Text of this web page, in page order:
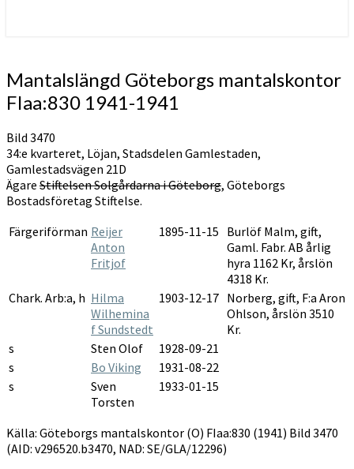
Mantalslängd
Göteborgs
mantalskontor
1941-
1941
Mantalslängd Göteborgs mantalskontor
FIaa:830 1941-1941
Bild 3470
34:e kvarteret, Löjan, Stadsdelen Gamlestaden,
Gamlestadsvägen 21D
Ägare Stiftelsen Solgårdarna i Göteborg, Göteborgs
Bostadsföretag Stiftelse.
Färgeriförman Reijer
Anton
Fritjof
1895-11-15 Burlöf Malm, gift,
Gaml. Fabr. AB årlig
hyra 1162 Kr, årslön
4318 Kr.
Chark. Arb:a, h Hilma
Wilhemina
f Sundstedt
1903-12-17 Norberg, gift, F:a Aron
Ohlson, årslön 3510
Kr.
s
Sten Olof
1928-09-21
s
Bo Viking
1931-08-22
s
Sven
Torsten
1933-01-15
Källa: Göteborgs mantalskontor (O) FIaa:830 (1941) Bild 3470
(AID: v296520.b3470, NAD: SE/GLA/12296)